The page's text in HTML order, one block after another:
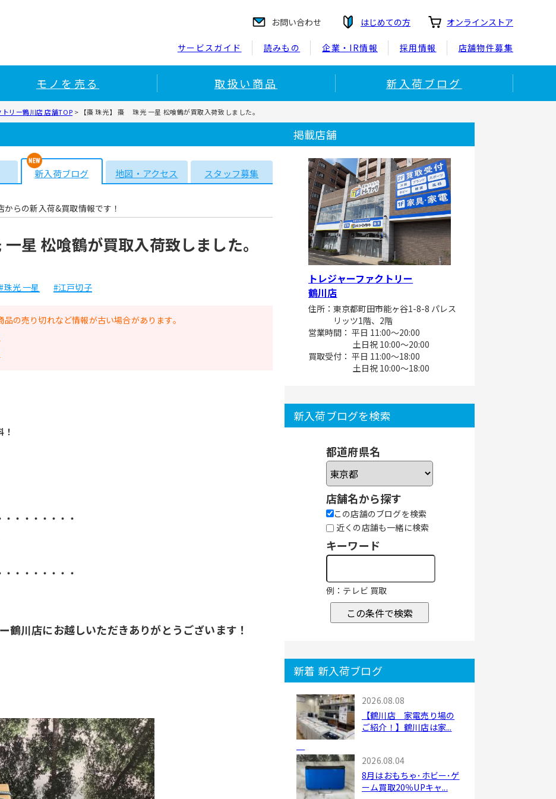
お問い合わせ はじめての方 オンラインストア
サービスガイド 読みもの 企業・IR情報 採用情報 店舗物件募集
モノを売る 取扱い商品 新入荷ブログ
トリー鶴川店 店舗TOP > 【棗 珠光】 棗 珠光 一星 松喰鶴が買取入荷致しました。
新入荷ブログ 地図・アクセス スタッフ募集
らの新入荷&買取情報です！
星 松喰鶴が買取入荷致しました。
珠光 一星 #江戸切子
の売り切れなど情報が古い場合があります。
・・・・・・・
・・・・・・・
鶴川店にお越しいただきありがとうございます！
掲載店舗
トレジャーファクトリー
鶴川店
住所：東京都町田市能ヶ谷1-8-8 パレス
リッツ1階、2階
営業時間： 平日 11:00～20:00
土日祝 10:00～20:00
買取受付： 平日 11:00～18:00
土日祝 10:00～18:00
新入荷ブログを検索
都道府県名
店舗名から探す
この店舗のブログを検索
近くの店舗も一緒に検索
キーワード
例：テレビ 買取
この条件で検索
新着 新入荷ブログ
2026.08.08
【鶴川店 家電売り場の
ご紹介！】鶴川店は家...
2026.08.04
8月はおもちゃ･ホビー･ゲ
ーム買取20％UPキャ...